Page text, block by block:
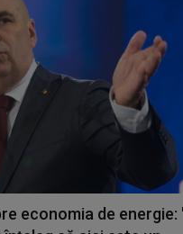
economia de energie: